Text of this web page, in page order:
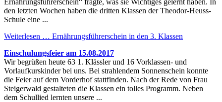
den letzten Wochen haben die dritten Klassen der Theodor-Heuss-
Schule eine ...
Weiterlesen … Ernährungsführerschein in den 3. Klassen
Einschulungsfeier am 15.08.2017
Wir begrüßen heute 63 1. Klässler und 16 Vorklassen- und
Vorlaufkurskinder bei uns. Bei strahlendem Sonnenschein konnte
die Feier auf dem Vorderhof stattfinden. Nach der Rede von Frau
Steigerwald gestalteten die Klassen ein tolles Programm. Neben
dem Schullied lernten unsere ...